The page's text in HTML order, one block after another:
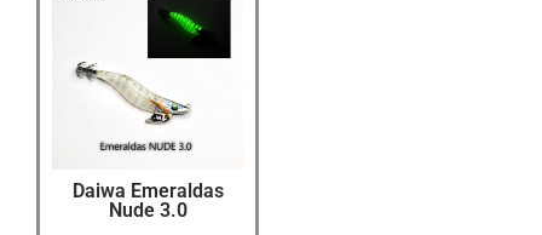
Daiwa Emeraldas
Nude 3.0